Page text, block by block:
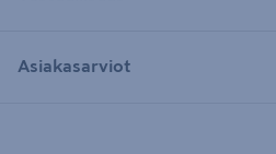
Asiakasarviot